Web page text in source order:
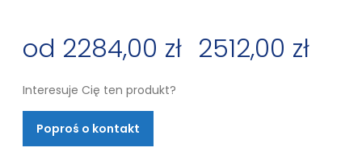
2284,00 zł 2512,00 zł
Zakres
cen:
od
Interesuje Cię ten produkt?
Poproś o kontakt